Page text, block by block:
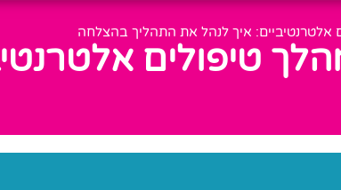
טיפולים